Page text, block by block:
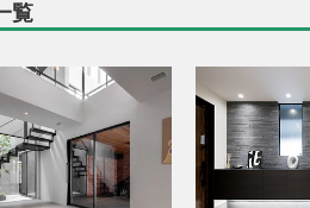
覧